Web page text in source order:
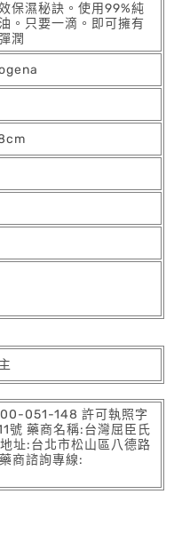
保濕秘訣。使用99%純
。只要一滴。即可擁有
潤
051-148 許可執照字
號 藥商名稱:台灣屈臣氏
址:台北市松山區八德路
商諮詢專線: